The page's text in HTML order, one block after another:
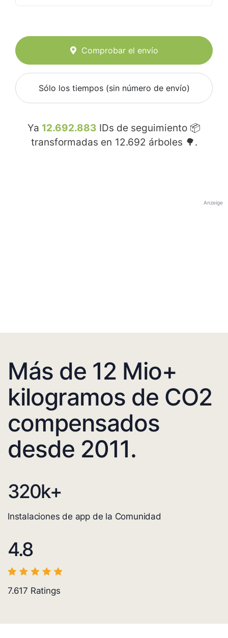
Comprobar el envío
Sólo los tiempos (sin número de envío)
Ya 12.692.883 IDs de seguimiento 📦
transformadas en 12.692 árboles 🌳.
Anzeige
Más de 12 Mio+
kilogramos de CO2
compensados
desde 2011.
320k+
Instalaciones de app de la Comunidad
4.8
7.617 Ratings